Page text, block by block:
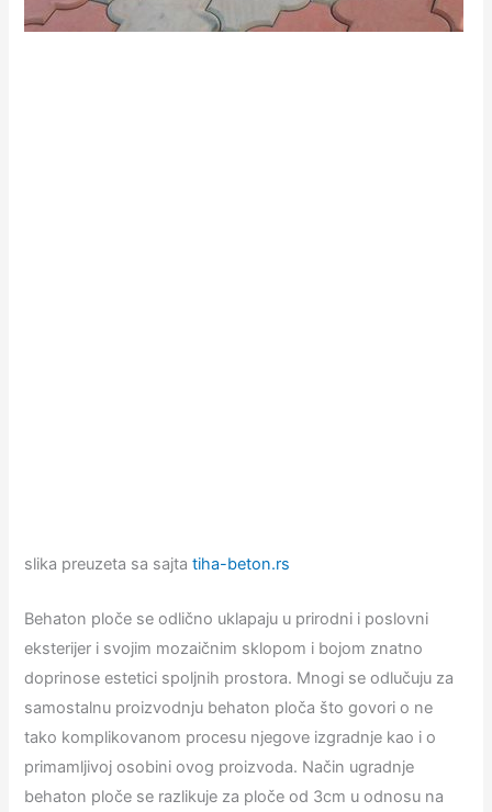
slika preuzeta sa sajtatiha-beton.rs
Behaton ploče se odlično uklapaju u prirodni i poslovni
eksterijer i svojim mozaičnim sklopom i bojom znatno
doprinose estetici spoljnih prostora. Mnogi se odlučuju za
samostalnu proizvodnju behaton ploča što govori o ne
tako komplikovanom procesu njegove izgradnje kao i o
primamljivoj osobini ovog proizvoda. Način ugradnje
behaton ploče se razlikuje za ploče od 3cm u odnosu na